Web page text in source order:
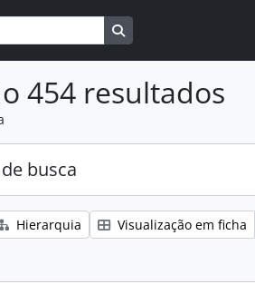
454 resultados
busca
Hierarquia Visualização em ficha